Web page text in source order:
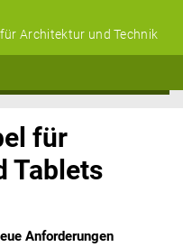
Architektur und Technik
für
Tablets
Anforderungen